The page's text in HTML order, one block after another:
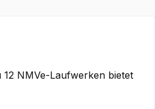
NMVe-Laufwerken bietet